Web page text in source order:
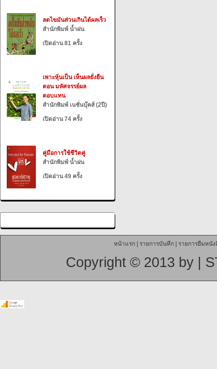
ลดไขมันส่วนเกินได้ผลเร็ว
สำนักพิมพ์ น้ำฝน
เปิดอ่าน 81 ครั้ง
เพาะหุ้นเป็น เห็นผลยั่งยืน
ตอน มหัศจรรย์ผล
ตอบแทน
สำนักพิมพ์ เนชั่นบุ๊คส์ (2ปี)
เปิดอ่าน 74 ครั้ง
คู่มือการใช้ชีวิตคู่
สำนักพิมพ์ น้ำฝน
เปิดอ่าน 49 ครั้ง
หน้าแรก| รายการบันทึก| รายการยืมหนัง
Copyright © 2013 by |